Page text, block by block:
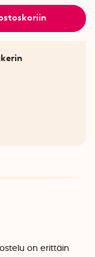
on erittäin